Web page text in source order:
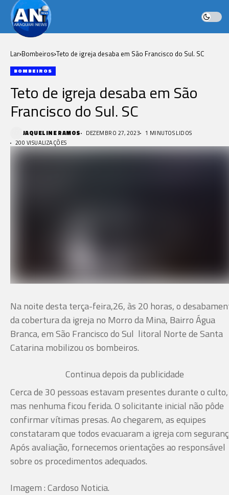
Lar Bombeiros Teto de igreja desaba em São Francisco do Sul. SC
BOMBEIROS
Teto de igreja desaba em São
Francisco do Sul. SC
JAQUELINE RAMOS DEZEMBRO 27, 2023
1 MINUTOS LIDOS
200 VISUALIZAÇÕES
Na noite desta terça-feira,26, às 20 horas, o
da cobertura da igreja no Morro da Mina, Bairro Água
Branca, em São Francisco do Sul litoral Norte de Santa
Catarina mobilizou os bombeiros.
Continua depois da publicidade
Cerca de 30 pessoas estavam presentes durante o culto,
mas nenhuma ficou ferida. O solicitante inicial não pôde
confirmar vítimas presas. Ao chegarem, as equipes
constataram que todos evacuaram a igreja com
Após avaliação, fornecemos orientações ao responsável
sobre os procedimentos adequados.
Imagem : Cardoso Noticia.